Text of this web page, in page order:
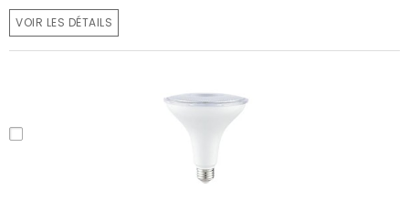
VOIR LES DÉTAILS